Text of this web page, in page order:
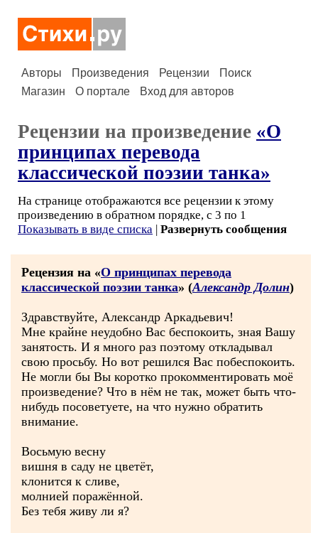
Авторы Произведения Рецензии
Поиск
Магазин
О портале Вход для авторов
Рецензии на произведение «О
принципах перевода
классической поэзии танка»
На странице отображаются все рецензии к этому
произведению в обратном порядке, с 3 по 1
Показывать в виде списка | Развернуть сообщения
Рецензия на «О принципах перевода
классической поэзии танка» (Александр Долин)
Здравствуйте, Александр Аркадьевич!
Мне крайне неудобно Вас беспокоить, зная Вашу
занятость. И я много раз поэтому откладывал
свою просьбу. Но вот решился Вас побеспокоить.
Не могли бы Вы коротко прокомментировать моё
произведение? Что в нём не так, может быть что-
нибудь посоветуете, на что нужно обратить
внимание.
Восьмую весну
вишня в саду не цветёт,
клонится к сливе,
молнией поражённой.
Без тебя живу ли я?